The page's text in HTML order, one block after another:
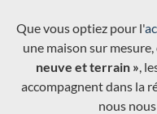
Que vous optiez pour l'
une maison sur
neuve et terrain »,
accompagnent dans la
nous